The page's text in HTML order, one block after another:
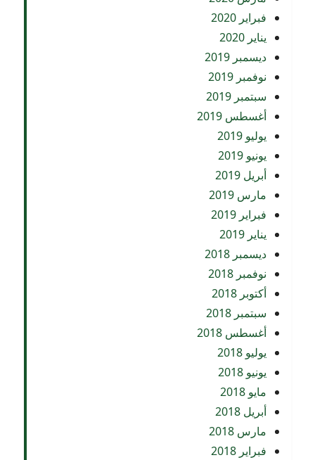
فبراير 2020
يناير 2020
ديسمبر 2019
نوفمبر 2019
سبتمبر 2019
أغسطس 2019
يوليو 2019
يونيو 2019
أبريل 2019
مارس 2019
فبراير 2019
يناير 2019
ديسمبر 2018
نوفمبر 2018
أكتوبر 2018
سبتمبر 2018
أغسطس 2018
يوليو 2018
يونيو 2018
مايو 2018
أبريل 2018
مارس 2018
فبراير 2018